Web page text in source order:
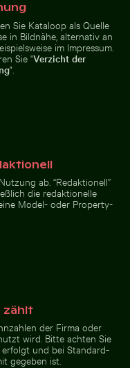
umgeben
Bäumen
Sie Kataloop als Quelle
in Bildnähe, alternativ an
im Impressum.
Sie "Verzicht der
".
ab. “Redaktionell”
die redaktionelle
Model- oder Property-
zählt
der Firma oder
wird. Bitte achten Sie
erfolgt und bei Standard-
gegeben ist.